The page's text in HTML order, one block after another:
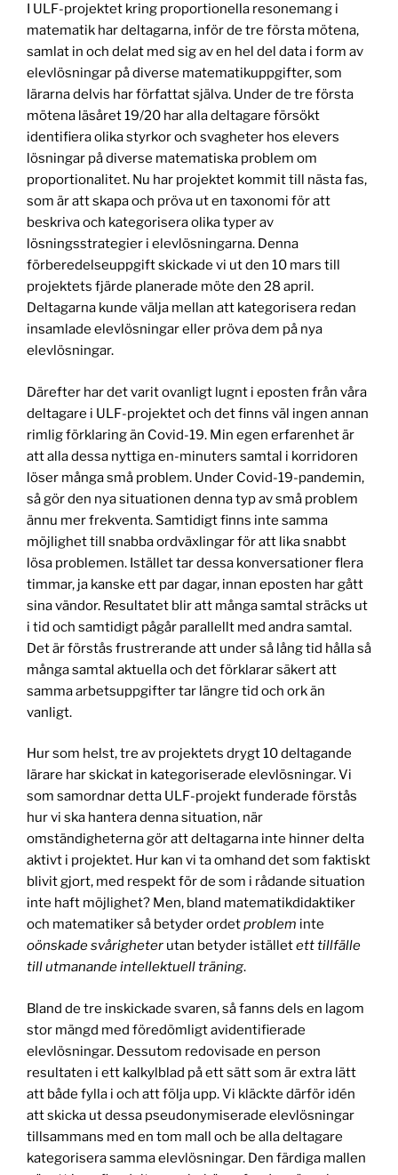
I ULF-projektet kring proportionella resonemang i
matematik har deltagarna, inför de tre första mötena,
samlat in och delat med sig av en hel del data i form av
elevlösningar på diverse matematikuppgifter, som
lärarna delvis har författat själva. Under de tre första
mötena läsåret 19/20 har alla deltagare försökt
identifiera olika styrkor och svagheter hos elevers
lösningar på diverse matematiska problem om
proportionalitet. Nu har projektet kommit till nästa fas,
som är att skapa och pröva ut en taxonomi för att
beskriva och kategorisera olika typer av
lösningsstrategier i elevlösningarna. Denna
förberedelseuppgift skickade vi ut den 10 mars till
projektets fjärde planerade möte den 28 april.
Deltagarna kunde välja mellan att kategorisera redan
insamlade elevlösningar eller pröva dem på nya
elevlösningar.
Därefter har det varit ovanligt lugnt i eposten från våra
deltagare i ULF-projektet och det finns väl ingen annan
rimlig förklaring än Covid-19. Min egen erfarenhet är
att alla dessa nyttiga en-minuters samtal i korridoren
löser många små problem. Under Covid-19-pandemin,
så gör den nya situationen denna typ av små problem
ännu mer frekventa. Samtidigt finns inte samma
möjlighet till snabba ordväxlingar för att lika snabbt
lösa problemen. Istället tar dessa konversationer flera
timmar, ja kanske ett par dagar, innan eposten har gått
sina vändor. Resultatet blir att många samtal sträcks ut
i tid och samtidigt pågår parallellt med andra samtal.
Det är förstås frustrerande att under så lång tid hålla så
många samtal aktuella och det förklarar säkert att
samma arbetsuppgifter tar längre tid och ork än
vanligt.
Hur som helst, tre av projektets drygt 10 deltagande
lärare har skickat in kategoriserade elevlösningar. Vi
som samordnar detta ULF-projekt funderade förstås
hur vi ska hantera denna situation, när
omständigheterna gör att deltagarna inte hinner delta
aktivt i projektet. Hur kan vi ta omhand det som faktiskt
blivit gjort, med respekt för de som i rådande situation
inte haft möjlighet? Men, bland matematikdidaktiker
och matematiker så betyder ordetproblem inte
oönskade svårigheter utan betyder iställetett tillfälle
till utmanande intellektuell träning.
Bland de tre inskickade svaren, så fanns dels en lagom
stor mängd med föredömligt avidentifierade
elevlösningar. Dessutom redovisade en person
resultaten i ett kalkylblad på ett sätt som är extra lätt
att både fylla i och att följa upp. Vi kläckte därför idén
att skicka ut dessa pseudonymiserade elevlösningar
tillsammans med en tom mall och be alla deltagare
kategorisera samma elevlösningar. Den färdiga mallen